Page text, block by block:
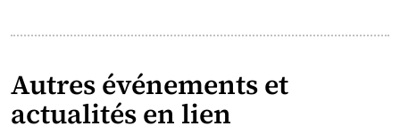
Autres événements et
actualités en lien